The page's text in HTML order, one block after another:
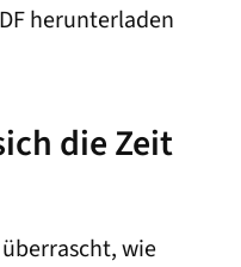
herunterladen
die Zeit
überrascht, wie